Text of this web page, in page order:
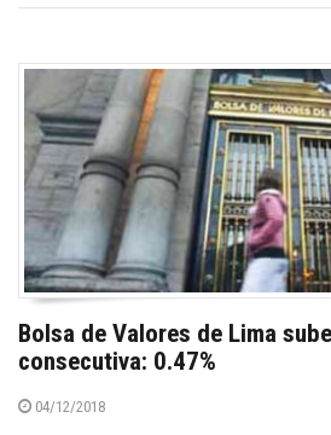
Bolsa de Valores de Lima
consecutiva: 0.47%
04/12/2018